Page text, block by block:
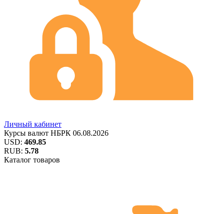
Личный кабинет
Курсы валют НБРК 06.08.2026
USD: 469.85
RUB: 5.78
Каталог товаров